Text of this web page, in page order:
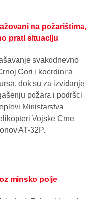
na požarištima,
prati situaciju
svakodnevno
Gori i koordinira
dok su za izviđanje
požara i podršci
Ministarstva
Vojske Crne
AT-32P.
minsko polje